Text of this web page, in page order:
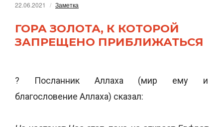
22.06.2021 Заметка
ГОРА ЗОЛОТА, К КОТОРОЙ
ЗАПРЕЩЕНО ПРИБЛИЖАТЬСЯ
? Посланник Аллаха (мир ему и
благословение Аллаха) сказал: